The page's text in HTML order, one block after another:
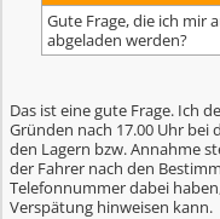
Gute Frage, die ich mir
abgeladen werden?
Das ist eine gute Frage. Ich
Gründen nach 17.00 Uhr bei
den Lagern bzw. Annahme
der Fahrer nach den
Telefonnummer dabei
Verspätung hinweisen kann.